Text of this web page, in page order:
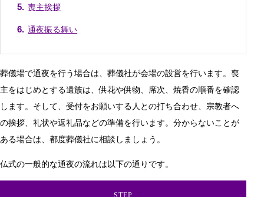
喪主挨拶
通夜振る舞い
葬儀場で通夜を行う場合は、葬儀社が会場の設営を行います。喪
主をはじめとする遺族は、供花や供物、席次、焼香の順番を確認
します。そして、受付をお願いする人との打ち合わせ、宗教者へ
の挨拶、礼状や返礼品などの準備を行います。分からないことが
ある場合は、都度葬儀社に相談しましょう。
仏式の一般的な通夜の流れは以下の通りです。
STEP